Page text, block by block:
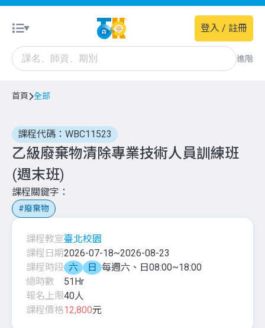
進階
登入 / 註冊
首頁 全部
課程代碼：WBC11523
乙級廢棄物清除專業技術人員訓練班
(週末班)
課程關鍵字
廢棄物
課程教室臺北校園
課程日期2026-07-18~2026-08-23
課程時段 六 日 每週六、日08:00~18:00
總時數
51Hr
報名上限40人
課程價格12,800元